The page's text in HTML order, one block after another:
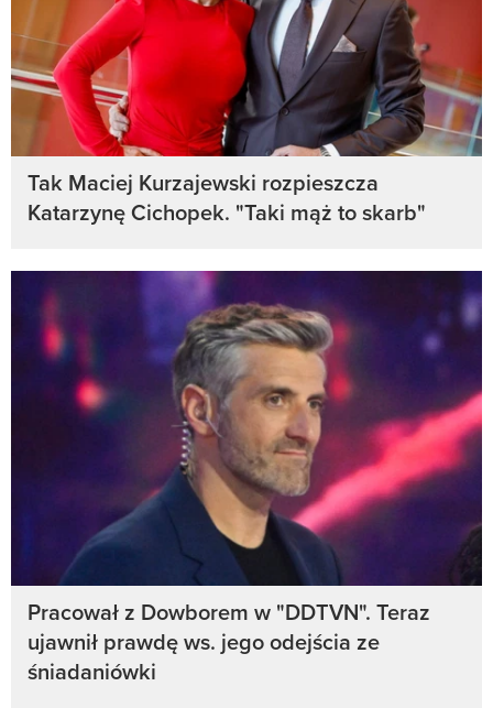
Tak Maciej Kurzajewski rozpieszcza
Katarzynę Cichopek. "Taki mąż to skarb"
Pracował z Dowborem w "DDTVN". Teraz
ujawnił prawdę ws. jego odejścia ze
śniadaniówki